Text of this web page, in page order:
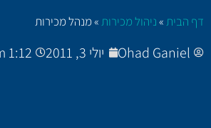
דף הבית»ניהול מכירות»מנהל מכירות
Ohad Ganiel יולי 3, 2011 1:12 pm